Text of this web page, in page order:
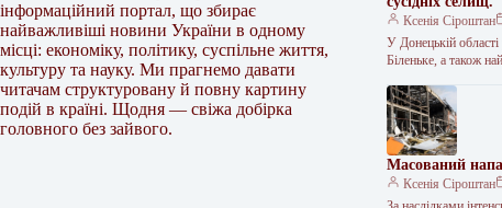
інформаційний портал, що збирає
найважливіші новини України в одному
місці: економіку, політику, суспільне життя,
культуру та науку. Ми прагнемо давати
читачам структуровану й повну картину
подій в країні. Щодня — свіжа добірка
головного без зайвого.
Ксенія Сіроштан
У Донецькій
Біленьке, а також
Масований
Ксенія Сіроштан